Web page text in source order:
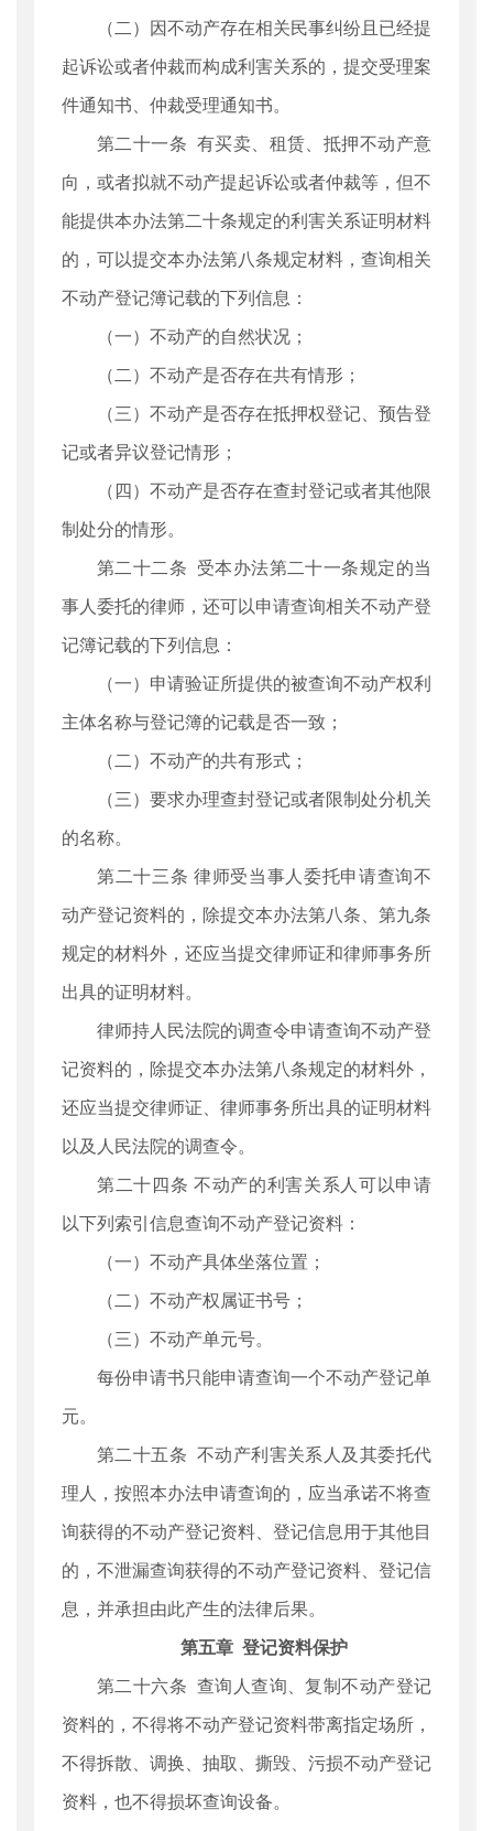
（二）因不动产存在相关民事纠纷且已经提
起诉讼或者仲裁而构成利害关系的，提交受理案
件通知书、仲裁受理通知书。
第二十一条 有买卖、租赁、抵押不动产意
向，或者拟就不动产提起诉讼或者仲裁等，但不
能提供本办法第二十条规定的利害关系证明材料
的，可以提交本办法第八条规定材料，查询相关
不动产登记簿记载的下列信息：
（一）不动产的自然状况；
（二）不动产是否存在共有情形；
（三）不动产是否存在抵押权登记、预告登
记或者异议登记情形；
（四）不动产是否存在查封登记或者其他限
制处分的情形。
第二十二条 受本办法第二十一条规定的当
事人委托的律师，还可以申请查询相关不动产登
记簿记载的下列信息：
（一）申请验证所提供的被查询不动产权利
主体名称与登记簿的记载是否一致；
（二）不动产的共有形式；
（三）要求办理查封登记或者限制处分机关
的名称。
第二十三条 律师受当事人委托申请查询不
动产登记资料的，除提交本办法第八条、第九条
规定的材料外，还应当提交律师证和律师事务所
出具的证明材料。
律师持人民法院的调查令申请查询不动产登
记资料的，除提交本办法第八条规定的材料外，
还应当提交律师证、律师事务所出具的证明材料
以及人民法院的调查令。
第二十四条 不动产的利害关系人可以申请
以下列索引信息查询不动产登记资料：
（一）不动产具体坐落位置；
（二）不动产权属证书号；
（三）不动产单元号。
每份申请书只能申请查询一个不动产登记单
元。
第二十五条 不动产利害关系人及其委托代
理人，按照本办法申请查询的，应当承诺不将查
询获得的不动产登记资料、登记信息用于其他目
的，不泄漏查询获得的不动产登记资料、登记信
息，并承担由此产生的法律后果。
第五章 登记资料保护
第二十六条 查询人查询、复制不动产登记
资料的，不得将不动产登记资料带离指定场所，
不得拆散、调换、抽取、撕毁、污损不动产登记
资料，也不得损坏查询设备。